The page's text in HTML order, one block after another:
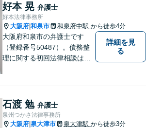
好本 晃 弁護士
好本法律事務所
大阪府 和泉市 和泉府中駅 から徒歩4分
大阪府和泉市の弁護士です
（登録番号50487）。債務整
理に関する初回法律相談は無
詳細を見
る
石渡 勉 弁護士
泉州つかさ法律事務所
大阪府 泉大津市 泉大津駅 から徒歩3分